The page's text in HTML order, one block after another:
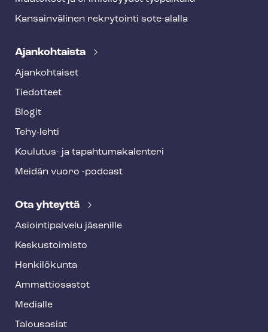
Kansainvälinen rekrytointi sote-alalla
Ajankohtaista
Ajankohtaiset
Tiedotteet
Blogit
Tehy-lehti
Koulutus- ja ta­pah­tu­ma­ka­len­te­ri
Meidän vuoro -podcast
Ota yhteyttä
Asioin­ti­pal­ve­lu jäsenille
Keskustoimisto
Henkilökunta
Ammattiosastot
Medialle
Talousasiat